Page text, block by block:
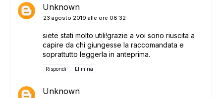
Unknown
23 agosto 2019 alle ore 08:32
siete stati molto utili!grazie a voi sono riuscita a
capire da chi giungesse la raccomandata e
soprattutto leggerla in anteprima.
Rispondi Elimina
Unknown